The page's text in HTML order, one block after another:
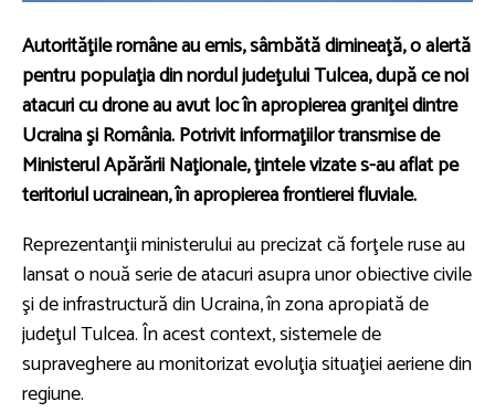
Autorităţile române au emis, sâmbătă dimineaţă, o alertă
pentru populaţia din nordul judeţului Tulcea, după ce noi
atacuri cu drone au avut loc în apropierea graniţei dintre
Ucraina şi România. Potrivit informaţiilor transmise de
Ministerul Apărării Naţionale, ţintele vizate s-au aflat pe
teritoriul ucrainean, în apropierea frontierei fluviale.
Reprezentanţii ministerului au precizat că forţele ruse au
lansat o nouă serie de atacuri asupra unor obiective civile
şi de infrastructură din Ucraina, în zona apropiată de
judeţul Tulcea. În acest context, sistemele de
supraveghere au monitorizat evoluţia situaţiei aeriene din
regiune.